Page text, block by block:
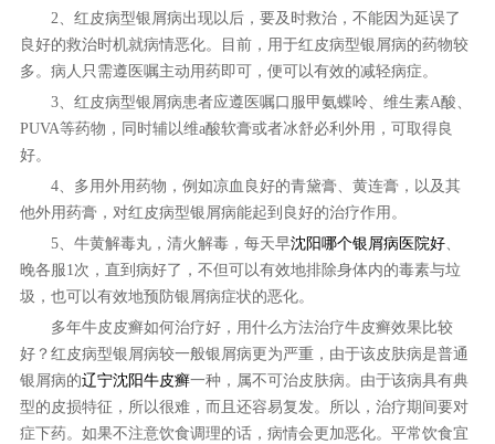
2、红皮病型银屑病出现以后，要及时救治，不能因为延误了
良好的救治时机就病情恶化。目前，用于红皮病型银屑病的药物较
多。病人只需遵医嘱主动用药即可，便可以有效的减轻病症。
3、红皮病型银屑病患者应遵医嘱口服甲氨蝶呤、维生素A酸、
PUVA等药物，同时辅以维a酸软膏或者冰舒必利外用，可取得良
好。
4、多用外用药物，例如凉血良好的青黛膏、黄连膏，以及其
他外用药膏，对红皮病型银屑病能起到良好的治疗作用。
5、牛黄解毒丸，清火解毒，每天早沈阳哪个银屑病医院好、
晚各服1次，直到病好了，不但可以有效地排除身体内的毒素与垃
圾，也可以有效地预防银屑病症状的恶化。
多年牛皮皮癣如何治疗好，用什么方法治疗牛皮癣效果比较
好？红皮病型银屑病较一般银屑病更为严重，由于该皮肤病是普通
银屑病的辽宁沈阳牛皮癣一种，属不可治皮肤病。由于该病具有典
型的皮损特征，所以很难，而且还容易复发。所以，治疗期间要对
症下药。如果不注意饮食调理的话，病情会更加恶化。平常饮食宜